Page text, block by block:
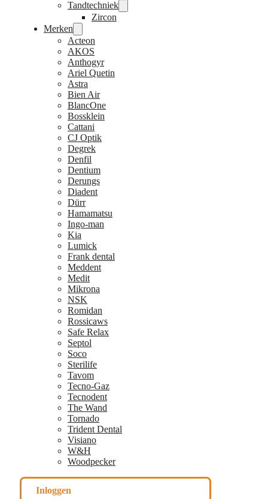
Tandtechniek
Zircon
Merken
Acteon
AKOS
Anthogyr
Ariel Quetin
Astra
Bien Air
BlancOne
Bossklein
Cattani
CJ Optik
Degrek
Denfil
Dentium
Derungs
Diadent
Dürr
Hamamatsu
Ingo-man
Kia
Lumick
Frank dental
Meddent
Medit
Mikrona
NSK
Romidan
Rossicaws
Safe Relax
Septol
Soco
Sterilife
Tavom
Tecno-Gaz
Tecnodent
The Wand
Tornado
Trident Dental
Visiano
W&H
Woodpecker
Inloggen